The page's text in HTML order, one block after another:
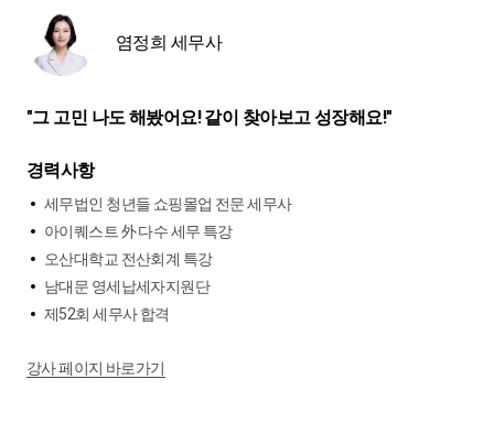
염정희 세무사
"그 고민 나도 해봤어요! 같이 찾아보고 성장해요!"
경력사항
세무법인 청년들 쇼핑몰업 전문 세무사
아이퀘스트 外 다수 세무 특강
오산대학교 전산회계 특강
남대문 영세납세자지원단
제52회 세무사 합격
강사 페이지 바로가기